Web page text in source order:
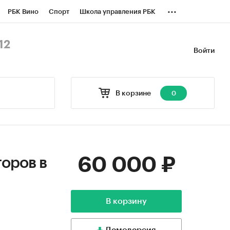
РБК Вино Спорт Школа управления РБК ...
Войти
В корзине 0
в
60 000 ₽
В корзину